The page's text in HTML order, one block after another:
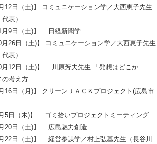
12日（土)】 コミュニケーション学／大西恵子先生
表）
月9日（土)】 日経新聞学
26日（土)】 コミュニケーション学／大西恵子先生
表）
月12日（土)】 川原芳夫先生 「発想はどこか
の考え方
16日（月)】 クリーンＪＡＣＫプロジェクト(広島市
5日（木)】 ゴミ拾いプロジェクトミーティング
20日（土)】 広島魅力創造
22日（土)】 経営参謀学／村上弘基先生（長谷川